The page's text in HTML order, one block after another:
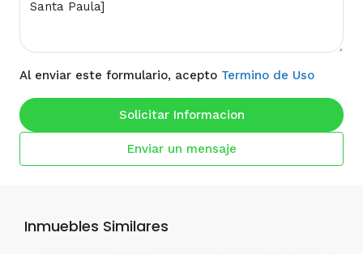
Al enviar este formulario, acepto Termino de Uso
Solicitar Informacion
Enviar un mensaje
Inmuebles Similares